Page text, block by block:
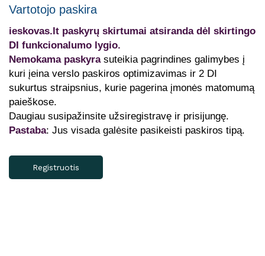
Vartotojo paskira
ieskovas.lt paskyrų skirtumai atsiranda dėl skirtingo
DI funkcionalumo lygio.
Nemokama paskyrasuteikia pagrindines galimybes į
kuri įeina verslo paskiros optimizavimas ir 2 DI
sukurtus straipsnius, kurie pagerina įmonės matomumą
paieškose.
Daugiau susipažinsite užsiregistravę ir prisijungę.
Pastaba: Jus visada galėsite pasikeisti paskiros tipą.
Registruotis